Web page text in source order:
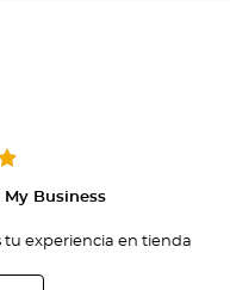
My Business
tu experiencia en tienda